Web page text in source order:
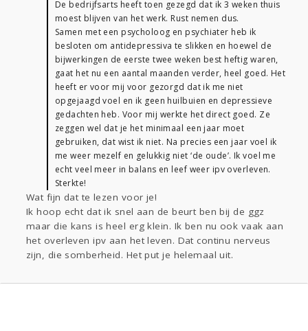
De bedrijfsarts heeft toen gezegd dat ik 3 weken thuis
moest blijven van het werk. Rust nemen dus.
Samen met een psycholoog en psychiater heb ik
besloten om antidepressiva te slikken en hoewel de
bijwerkingen de eerste twee weken best heftig waren,
gaat het nu een aantal maanden verder, heel goed. Het
heeft er voor mij voor gezorgd dat ik me niet
opgejaagd voel en ik geen huilbuien en depressieve
gedachten heb. Voor mij werkte het direct goed. Ze
zeggen wel dat je het minimaal een jaar moet
gebruiken, dat wist ik niet. Na precies een jaar voel ik
me weer mezelf en gelukkig niet ‘de oude’. Ik voel me
echt veel meer in balans en leef weer ipv overleven.
Sterkte!
Wat fijn dat te lezen voor je!
Ik hoop echt dat ik snel aan de beurt ben bij de ggz
maar die kans is heel erg klein. Ik ben nu ook vaak aan
het overleven ipv aan het leven. Dat continu nerveus
zijn, die somberheid. Het put je helemaal uit.